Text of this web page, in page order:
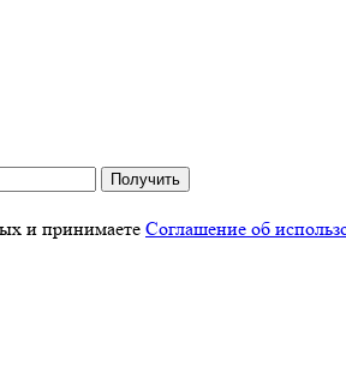
Получить
и принимаете Соглашение об